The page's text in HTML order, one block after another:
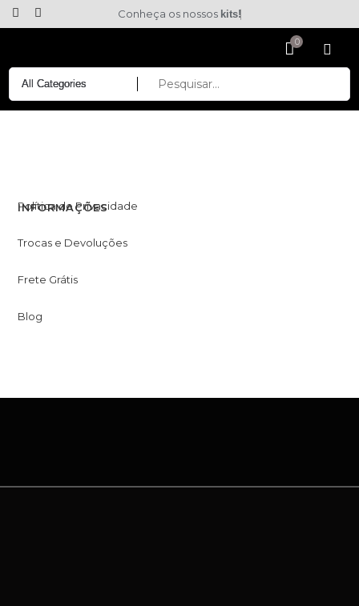
Conheça os nossos kits!
INFORMAÇÕES
Política de Privacidade
Trocas e Devoluções
Frete Grátis
Blog